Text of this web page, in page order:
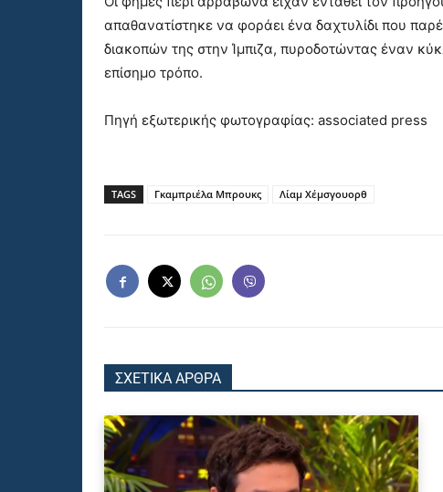
απαθανατίστηκε να φοράει ένα δαχτυλίδι που
διακοπών της στην Ίμπιζα, πυροδοτώντας έναν
επίσημο τρόπο.
Πηγή εξωτερικής φωτογραφίας: associated press
TAGS Γκαμπριέλα Μπρουκς Λίαμ Χέμσγουορθ
ΣΧΕΤΙΚΑ ΑΡΘΡΑ